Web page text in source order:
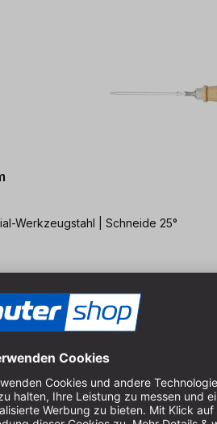
Werkzeugstahl | Schneide 25°